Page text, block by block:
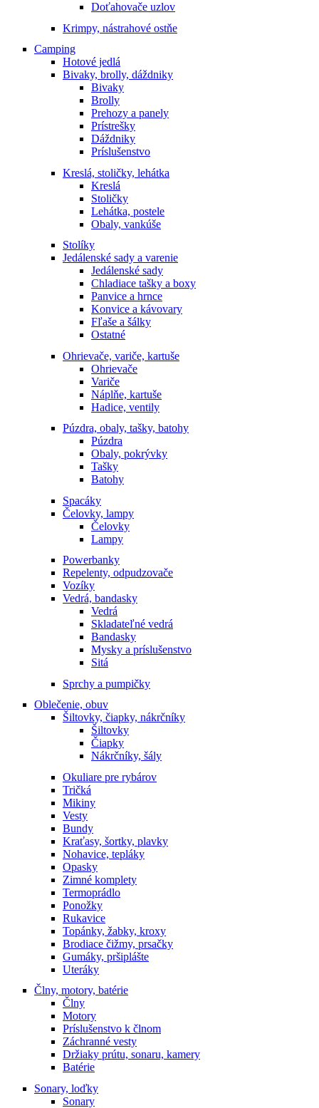
Doťahovače uzlov
Krimpy, nástrahové ostňe
Camping
Hotové jedlá
Bivaky, brolly, dáždniky
Bivaky
Brolly
Prehozy a panely
Prístrešky
Dáždniky
Príslušenstvo
Kreslá, stoličky, lehátka
Kreslá
Stoličky
Lehátka, postele
Obaly, vankúše
Stolíky
Jedálenské sady a varenie
Jedálenské sady
Chladiace tašky a boxy
Panvice a hrnce
Konvice a kávovary
Fľaše a šálky
Ostatné
Ohrievače, variče, kartuše
Ohrievače
Variče
Náplňe, kartuše
Hadice, ventily
Púzdra, obaly, tašky, batohy
Púzdra
Obaly, pokrývky
Tašky
Batohy
Spacáky
Čelovky, lampy
Čelovky
Lampy
Powerbanky
Repelenty, odpudzovače
Vozíky
Vedrá, bandasky
Vedrá
Skladateľné vedrá
Bandasky
Mysky a príslušenstvo
Sitá
Sprchy a pumpičky
Oblečenie, obuv
Šiltovky, čiapky, nákrčníky
Šiltovky
Čiapky
Nákrčníky, šály
Okuliare pre rybárov
Tričká
Mikiny
Vesty
Bundy
Kraťasy, šortky, plavky
Nohavice, tepláky
Opasky
Zimné komplety
Termoprádlo
Ponožky
Rukavice
Topánky, žabky, kroxy
Brodiace čižmy, prsačky
Gumáky, pršiplášte
Uteráky
Člny, motory, batérie
Člny
Motory
Príslušenstvo k člnom
Záchranné vesty
Držiaky prútu, sonaru, kamery
Batérie
Sonary, loďky
Sonary